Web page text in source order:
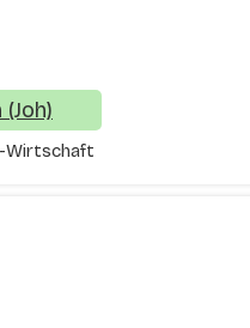
(Joh)
Wirtschaft